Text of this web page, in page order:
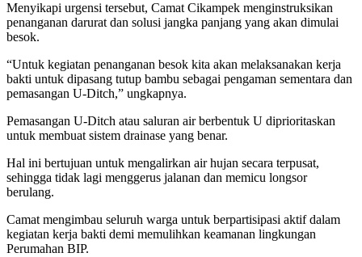
Menyikapi urgensi tersebut, Camat Cikampek menginstruksikan
penanganan darurat dan solusi jangka panjang yang akan dimulai
besok.
“Untuk kegiatan penanganan besok kita akan melaksanakan kerja
bakti untuk dipasang tutup bambu sebagai pengaman sementara dan
pemasangan U-Ditch,” ungkapnya.
Pemasangan U-Ditch atau saluran air berbentuk U diprioritaskan
untuk membuat sistem drainase yang benar.
Hal ini bertujuan untuk mengalirkan air hujan secara terpusat,
sehingga tidak lagi menggerus jalanan dan memicu longsor
berulang.
Camat mengimbau seluruh warga untuk berpartisipasi aktif dalam
kegiatan kerja bakti demi memulihkan keamanan lingkungan
Perumahan BIP.